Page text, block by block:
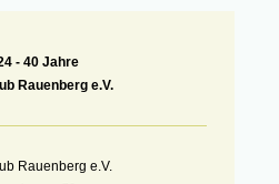
- 40 Jahre
Rauenberg e.V.
Rauenberg e.V.